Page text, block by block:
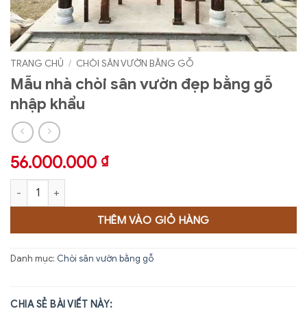
TRANG CHỦ / CHÒI SÂN VƯỜN BẰNG GỖ
Mẫu nhà chòi sân vườn đẹp bằng gỗ
nhập khẩu
56.000.000 ₫
Mẫu nhà chòi sân vườn đẹp bằng gỗ nhập khẩu số lượng
THÊM VÀO GIỎ HÀNG
Danh mục: Chòi sân vườn bằng gỗ
CHIA SẺ BÀI VIẾT NÀY: